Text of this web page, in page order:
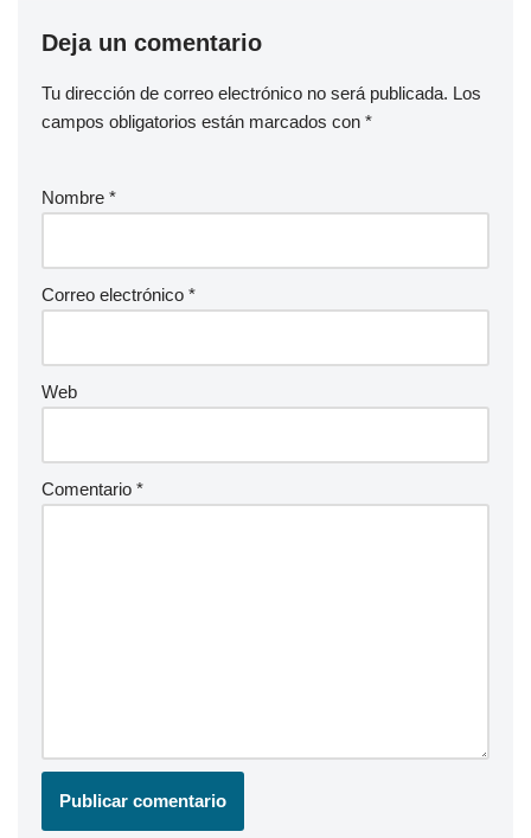
Deja un comentario
Tu dirección de correo electrónico no será publicada. Los
campos obligatorios están marcados con *
Nombre *
Correo electrónico *
Web
Comentario *